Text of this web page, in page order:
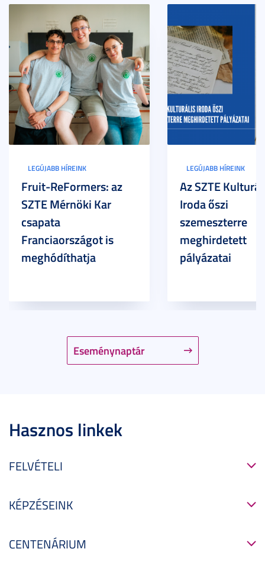
Eseménynaptár
LEGÚJABB HÍREINK
Fruit-ReFormers: az
SZTE Mérnöki Kar
csapata
Franciaországot is
meghódíthatja
LEGÚJABB HÍREINK
Az SZTE
Iroda őszi
szemeszterre
meghirdetett
pályázatai
Hasznos linkek
FELVÉTELI
KÉPZÉSEINK
CENTENÁRIUM